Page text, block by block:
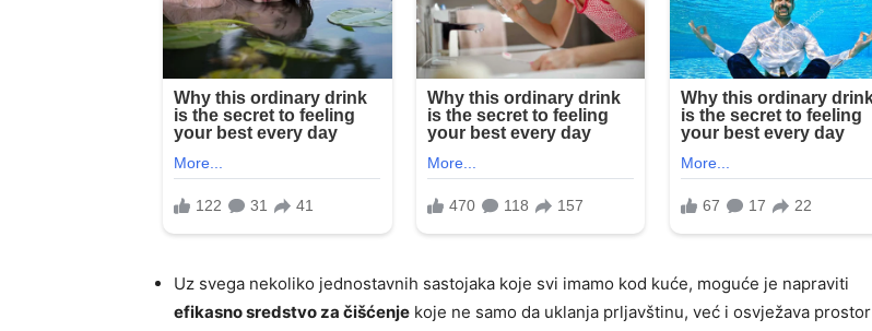
Uz svega nekoliko jednostavnih sastojaka koje svi imamo kod kuće, moguće je napraviti
efikasno sredstvo za čišćenje koje ne samo da uklanja prljavštinu, već i osvježava prostor